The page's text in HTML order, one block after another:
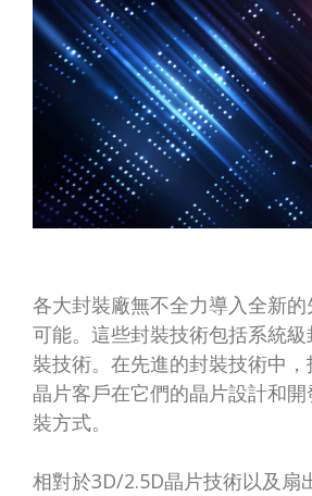
各大封裝廠無不全力導入全新
可能。這些封裝技術包括系統
裝技術。在先進的封裝技術中
晶片客戶在它們的晶片設計和
裝方式。
相對於3D/2.5D晶片技術以及扇